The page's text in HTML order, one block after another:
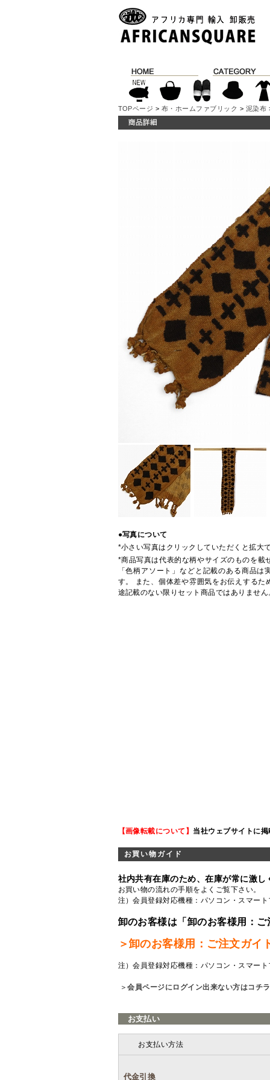
TOPページ > 布・ホームファブリック > 泥染布
●写真について
*小さい写真はクリックしていただくと拡大
*商品写真は代表的な柄やサイズのものを
「色柄アソート」などと記載のある商品
す。 また、個体差や雰囲気をお伝えする
途記載のない限りセット商品ではありません
【画像転載について】 当社ウェブサイトに
お買い物ガイド
社内共有在庫のため、在庫が常に激
お買い物の流れの手順をよくご覧下さい。
注）会員登録対応機種：パソコン・スマー
卸のお客様は「卸のお客様用：
＞卸のお客様用：ご注文ガイ
注）会員登録対応機種：パソコン・スマー
＞会員ページにログイン出来ない方はコチラ
お支払い
お支払い方法
代金引換